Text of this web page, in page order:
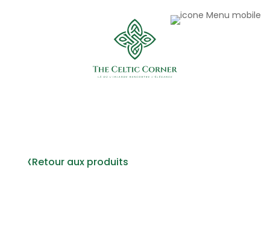
‹Retour aux produits